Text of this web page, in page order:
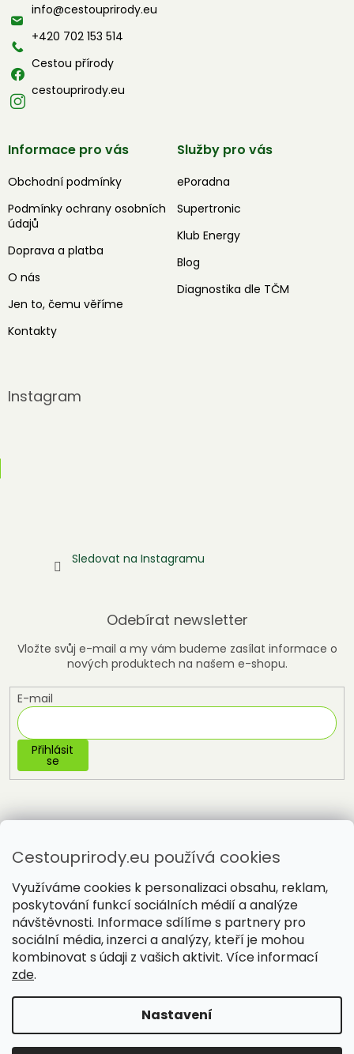
Cestouprirody.eu používá cookies
Využíváme cookies k personalizaci obsahu, reklam,
poskytování funkcí sociálních médií a analýze
návštěvnosti. Informace sdílíme s partnery pro
sociální média, inzerci a analýzy, kteří je mohou
kombinovat s údaji z vašich aktivit. Více informací
zde.
Nastavení
t info@cestouprirody.eu
+420 702 153 514
Cestou přírody
cestouprirody.eu
Informace pro vás
Obchodní podmínky
Podmínky ochrany osobních
údajů
Doprava a platba
O nás
Jen to, čemu věříme
Kontakty
Služby pro vás
ePoradna
Supertronic
Klub Energy
Blog
Diagnostika dle TČM
Instagram
Sledovat na Instagramu
Odebírat newsletter
Vložte svůj e-mail a my vám budeme zasílat informace o
nových produktech na našem e-shopu.
E-mail
Přihlásit
se
Vytvořil Shoptet
Copyright 2026